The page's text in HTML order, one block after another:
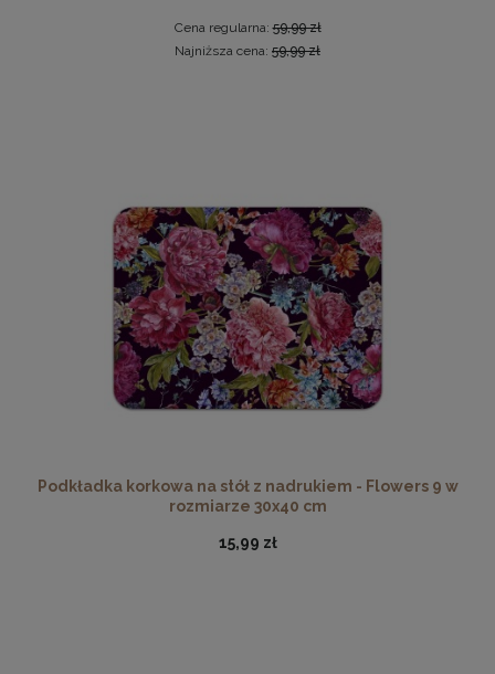
Antyrama plexi w rozmiarze 60x80 cm
34,97 zł
Cena regularna:35,98 zł
Najniższa cena:33,98 zł
Cena regularna:59,99 zł
Najniższa cena: 59,99 zł
Podkładka korkowa na stół z nadrukiem - Flowers 9 w
rozmiarze 30x40 cm
15,99 zł